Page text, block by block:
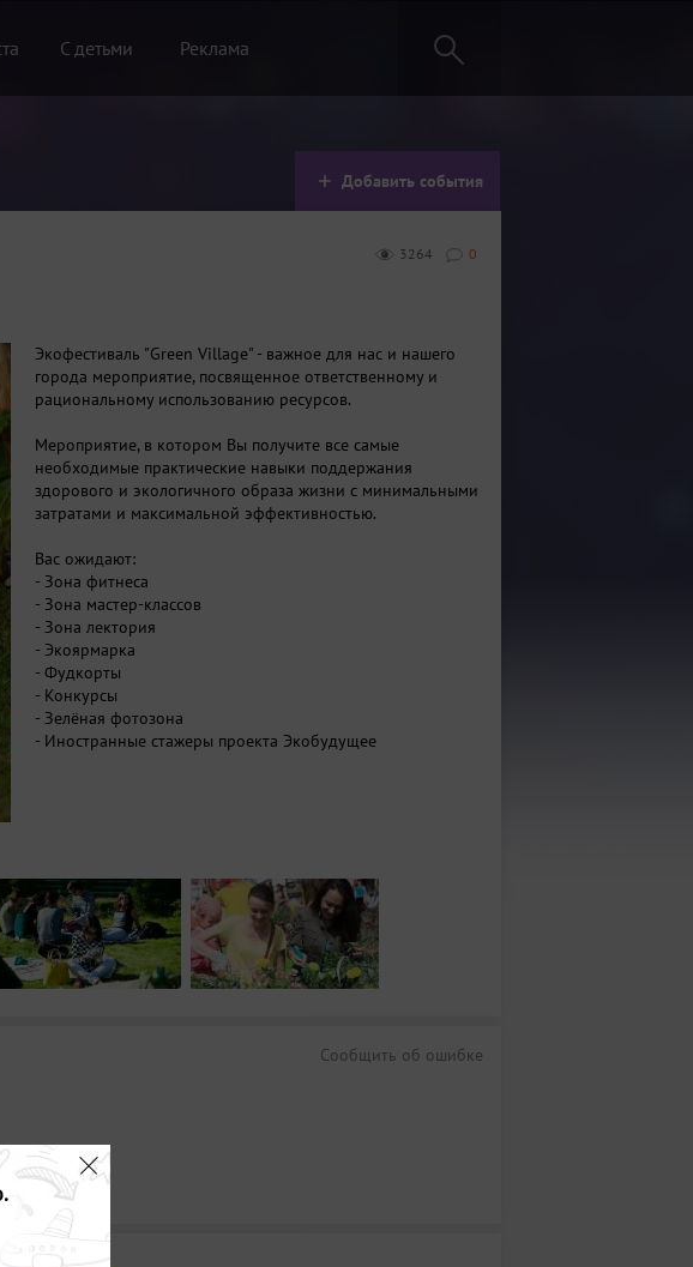
С детьми Реклама
Добавить события
0
3264
Экофестиваль "Green Village" - важное для нас и нашего
города мероприятие, посвященное ответственному и
рациональному использованию ресурсов.
Мероприятие, в котором Вы получите все самые
необходимые практические навыки поддержания
здорового и экологичного образа жизни с минимальными
затратами и максимальной эффективностью.
Вас ожидают:
- Зона фитнеса
- Зона мастер-классов
- Зона лектория
- Экоярмарка
- Фудкорты
- Конкурсы
- Зелёная фотозона
- Иностранные стажеры проекта Экобудущее
Сообщить об ошибке